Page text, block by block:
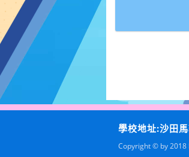
學校地址:沙田
Copyright © by 2018